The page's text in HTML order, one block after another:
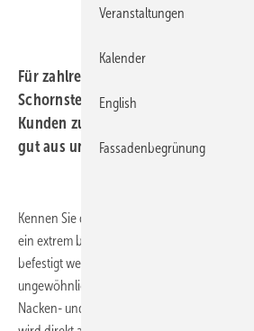
Für zahlreiche Fach­betriebe sind
Schornstein­bekleidungen ein
Kunden zu werben. Die hier
gut aus und hat mehrere
Kennen Sie das? Die Lage des zu
ein extrem breites Brustblech. Doch wie kann
befestigt werden? Die hier vorgestellte
ungewöhnlich. Die Verwahrung besteht aus
Nacken- und zwei Seitenblechen. Die
Veranstaltungen
Kalender
English
Fassadenbegrünung